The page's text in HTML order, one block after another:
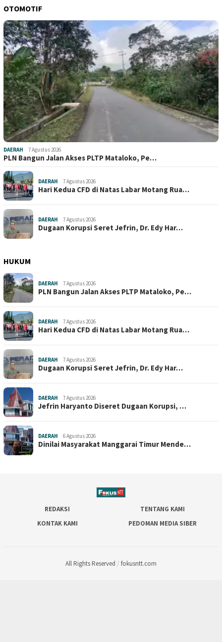
OTOMOTIF
DAERAH 7 Agustus 2026
PLN Bangun Jalan Akses PLTP Mataloko, Pe…
DAERAH 7 Agustus 2026
Hari Kedua CFD di Natas Labar Motang Rua…
DAERAH 7 Agustus 2026
Dugaan Korupsi Seret Jefrin, Dr. Edy Har…
HUKUM
DAERAH 7 Agustus 2026
PLN Bangun Jalan Akses PLTP Mataloko, Pe…
DAERAH 7 Agustus 2026
Hari Kedua CFD di Natas Labar Motang Rua…
DAERAH 7 Agustus 2026
Dugaan Korupsi Seret Jefrin, Dr. Edy Har…
DAERAH 7 Agustus 2026
Jefrin Haryanto Diseret Dugaan Korupsi, …
DAERAH 6 Agustus 2026
Dinilai Masyarakat Manggarai Timur Mende…
REDAKSI
TENTANG KAMI
KONTAK KAMI
PEDOMAN MEDIA SIBER
All Rights Reserved / fokusntt.com